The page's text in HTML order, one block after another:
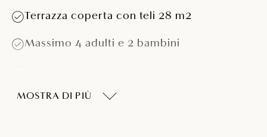
Terrazza coperta con teli 28 m2
Massimo 4 adulti e 2 bambini
Camera da letto con un letto (160 x 200
MOSTRA DI PIÙ